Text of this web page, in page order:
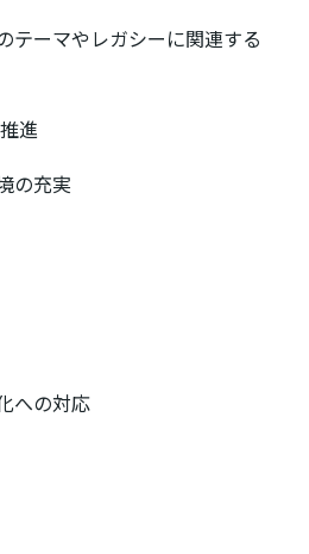
テーマやレガシーに関連する
進
の充実
への対応